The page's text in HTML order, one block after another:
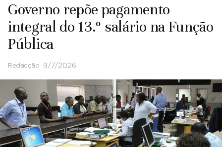
Governo repõe pagamento
integral do 13.º salário na Função
Pública
Redacção 9/7/2026